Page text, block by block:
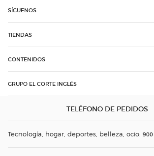
SÍGUENOS
TIENDAS
CONTENIDOS
GRUPO EL CORTE INGLÉS
TELÉFONO DE PEDIDOS
Tecnología, hogar, deportes, belleza, ocio: 900